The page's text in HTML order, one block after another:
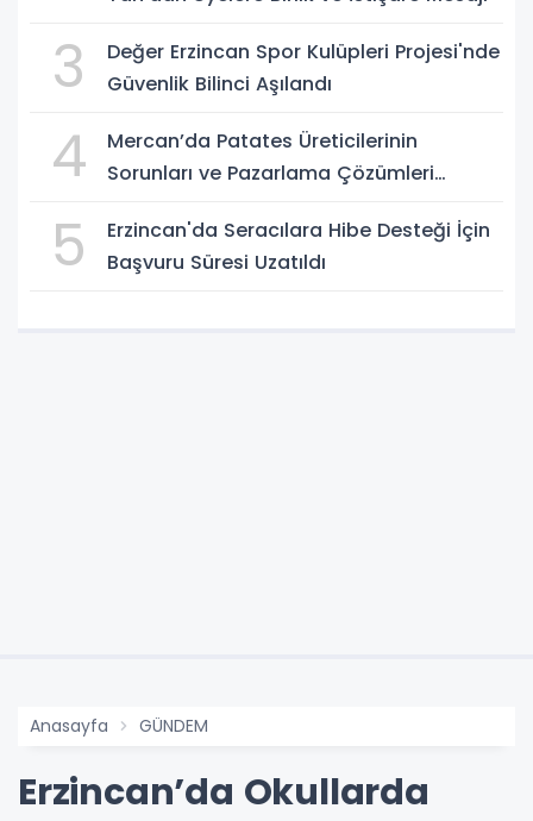
3
Değer Erzincan Spor Kulüpleri Projesi'nde
Güvenlik Bilinci Aşılandı
4
Mercan’da Patates Üreticilerinin
Sorunları ve Pazarlama Çözümleri
5
Erzincan'da Seracılara Hibe Desteği İçin
Başvuru Süresi Uzatıldı
Anasayfa GÜNDEM
Erzincan’da Okullarda